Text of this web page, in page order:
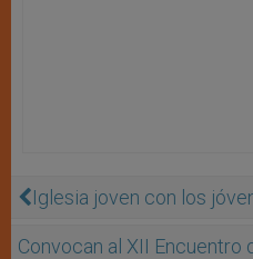
Iglesia joven con los
Convocan al XII Encuentro